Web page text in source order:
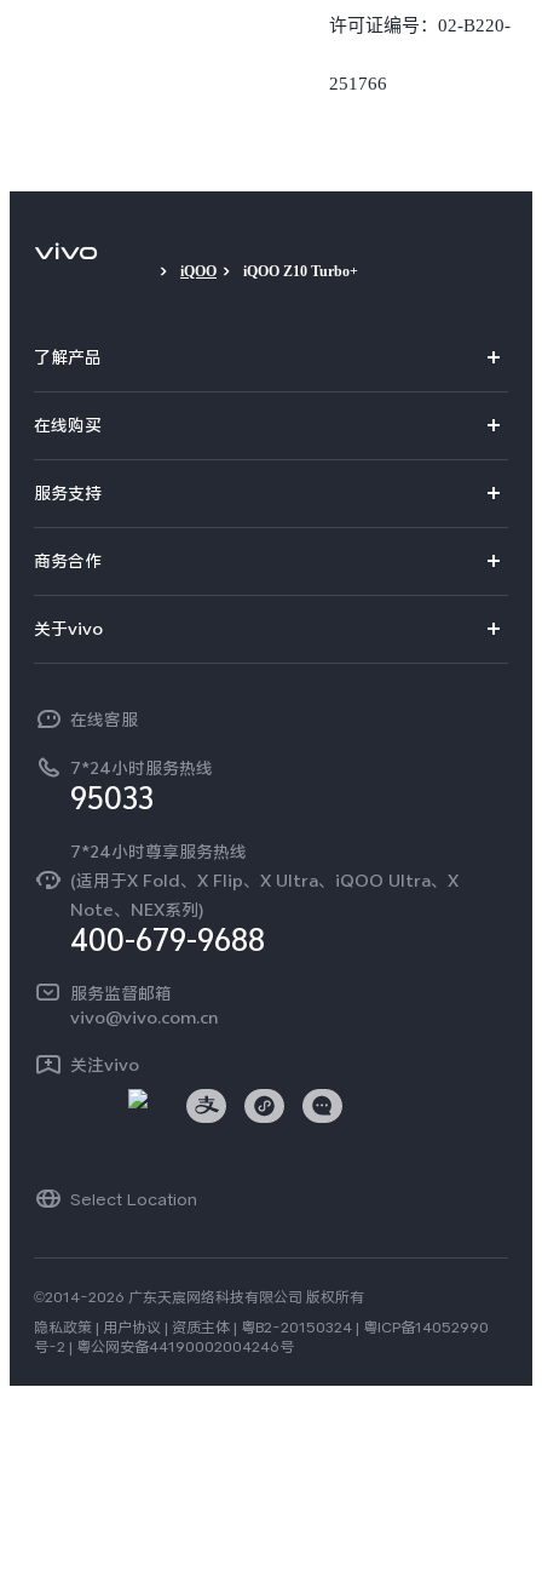
许可证编号：02-B220-
251766
iQOO iQOO Z10 Turbo+
了解产品
S系列
Y系列
iQOO手机
T系列
NEX系列
在线购买
选购手机
选购配件
订单查询
服务支持
服务网点
查找手机
环保回收
安全公告
Log还原LUTs下载
vivo 办公套件
商务合作
开放平台
vivo 企业业务
廉正合规
国补营业执照
无线电发射设备销售备案
关于vivo
工作机会
新闻资讯
可持续发展
vivo 蔡司影像
开发者社区
在线客服
7*24小时服务热线
95033
7*24小时尊享服务热线
(适用于X Fold、X Flip、X Ultra、iQOO Ultra、X
Note、NEX系列)
400-679-9688
服务监督邮箱
vivo@vivo.com.cn
关注vivo
Select Location
©2014-2026 广东天宸网络科技有限公司 版权所有
隐私政策 | 用户协议 | 资质主体 | 粤B2-20150324 | 粤ICP备14052990
号-2 | 粤公网安备44190002004246号